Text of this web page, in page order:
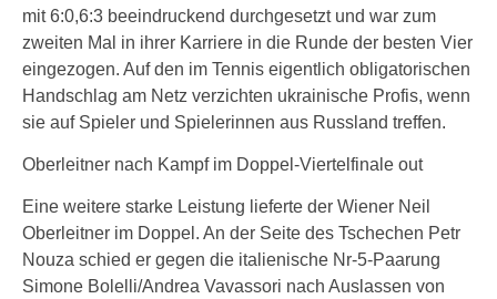
mit 6:0,6:3 beeindruckend durchgesetzt und war zum
zweiten Mal in ihrer Karriere in die Runde der besten Vier
eingezogen. Auf den im Tennis eigentlich obligatorischen
Handschlag am Netz verzichten ukrainische Profis, wenn
sie auf Spieler und Spielerinnen aus Russland treffen.
Oberleitner nach Kampf im Doppel-Viertelfinale out
Eine weitere starke Leistung lieferte der Wiener Neil
Oberleitner im Doppel. An der Seite des Tschechen Petr
Nouza schied er gegen die italienische Nr-5-Paarung
Simone Bolelli/Andrea Vavassori nach Auslassen von